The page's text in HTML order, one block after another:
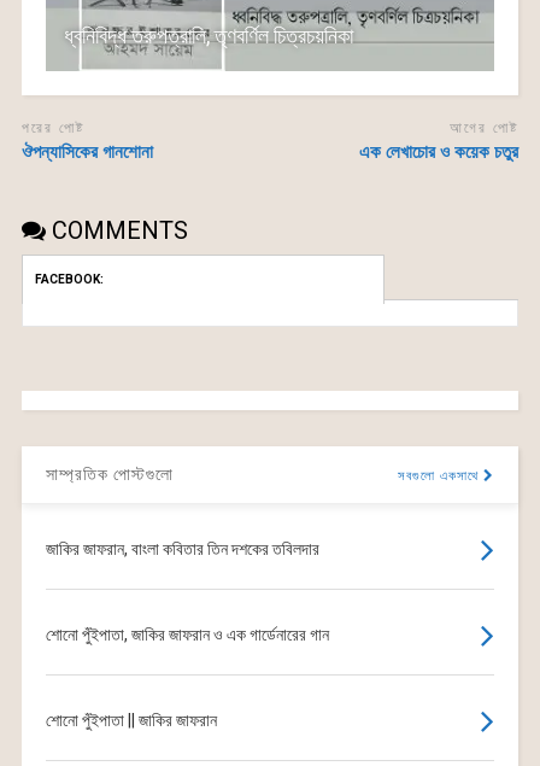
ধ্বনিবিদ্ধ তরুপত্রালি, তৃণবর্ণিল চিত্রচয়নিকা
পরের পোষ্ট
ঔপন্যাসিকের গানশোনা
আগের পোষ্ট
এক লেখাচোর ও কয়েক চতুর
COMMENTS
FACEBOOK:
সাম্প্রতিক পোস্টগুলো সবগুলো একসাথে
জাকির জাফরান, বাংলা কবিতার তিন দশকের তবিলদার
শোনো পুঁইপাতা, জাকির জাফরান ও এক গার্ডেনারের গান
শোনো পুঁইপাতা || জাকির জাফরান